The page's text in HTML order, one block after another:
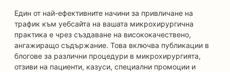
Един от най-ефективните начини за привличане на
трафик към уебсайта на вашата микрохирургична
практика е чрез създаване на висококачествено,
ангажиращо съдържание. Това включва публикации в
блогове за различни процедури в микрохирургията,
отзиви на пациенти, казуси, специални промоции и